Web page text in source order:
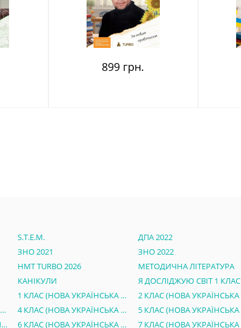
899 грн.
S.T.E.M.
ДПА 2022
ЗНО 2021
ЗНО 2022
НМТ TURBO 2026
МЕТОДИЧНА ЛІТЕРАТУРА
КАНІКУЛИ
Я ДОСЛІДЖУЮ СВІТ 1 КЛАС
1 КЛАС (НОВА УКРАЇНСЬКА ШКОЛА)
3 КЛАС (НОВА УКРАЇНСЬКА ШКОЛА)
4 КЛАС (НОВА УКРАЇНСЬКА ШКОЛА)
ЕЛЕКТРОННІ ВЕРСІЇ ПІДРУЧНИКІВ 5 КЛАС НУШ
6 КЛАС (НОВА УКРАЇНСЬКА ШКОЛА)